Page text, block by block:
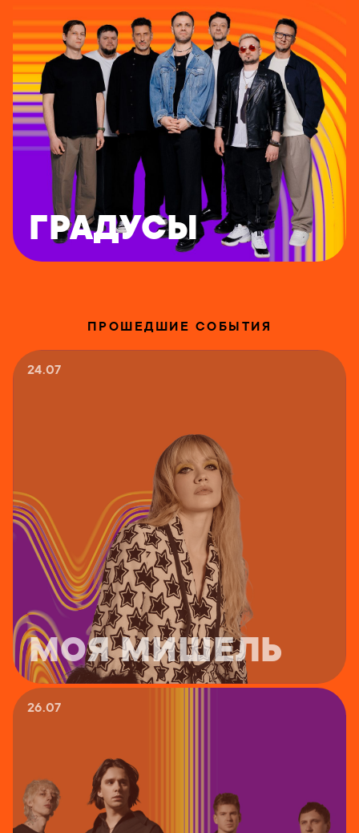
ГРАДУСЫ
ПРОШЕДШИЕ СОБЫТИЯ
24.07
МОЯ МИШЕЛЬ
26.07